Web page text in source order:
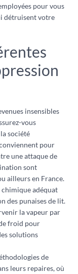
pour vous
détruisent votre
insensibles
vous
société
pour
une attaque de
sont
ailleurs en France.
adéquat
des punaises de lit.
la vapeur par
froid pour
solutions
de
leurs repaires, où